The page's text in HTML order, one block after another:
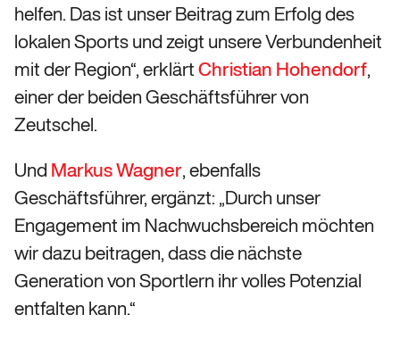
helfen. Das ist unser Beitrag zum Erfolg des
lokalen Sports und zeigt unsere Verbundenheit
mit der Region“, erklärtChristian Hohendorf,
einer der beiden Geschäftsführer von
Zeutschel.
Und Markus Wagner, ebenfalls
Geschäftsführer, ergänzt: „Durch unser
Engagement im Nachwuchsbereich möchten
wir dazu beitragen, dass die nächste
Generation von Sportlern ihr volles Potenzial
entfalten kann.“